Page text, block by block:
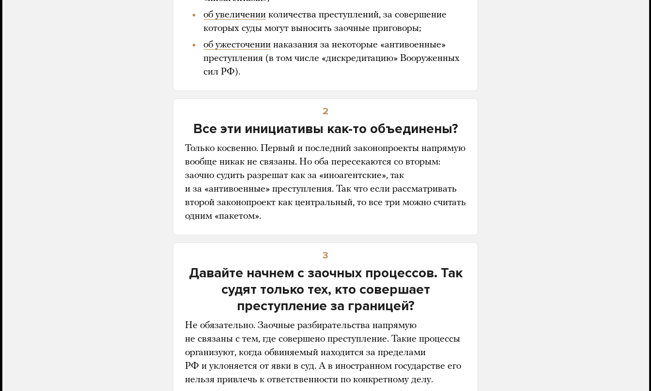
об увеличении количества преступлений, за совершение
которых суды могут выносить заочные приговоры;
об ужесточении наказания за некоторые «антивоенные»
преступления (в том числе «дискредитацию» Вооруженных
сил РФ).
2
Все эти инициативы как-то объединены?
Только косвенно. Первый и последний законопроекты напрямую
вообще никак не связаны. Но оба пересекаются со вторым:
заочно судить разрешат как за «иноагентcкие», так
и за «антивоенные» преступления. Так что если рассматривать
второй законопроект как центральный, то все три можно считать
одним «пакетом».
3
Давайте начнем с заочных процессов. Так
судят только тех, кто совершает
преступление за границей?
Не обязательно. Заочные разбирательства напрямую
не связаны с тем, где совершено преступление. Такие процессы
организуют, когда обвиняемый находится за пределами
РФ и уклоняется от явки в суд. А в иностранном государстве его
нельзя привлечь к ответственности по конкретному делу.